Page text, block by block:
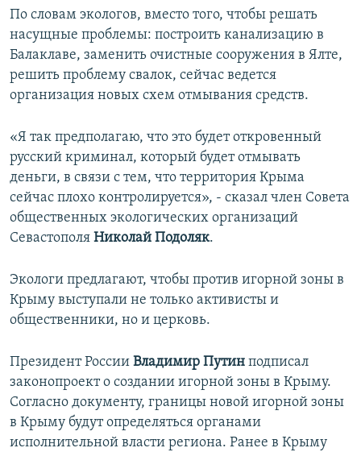
По словам экологов, вместо того, чтобы решать
насущные проблемы: построить канализацию в
Балаклаве, заменить очистные сооружения в Ялте,
решить проблему свалок, сейчас ведется
организация новых схем отмывания средств.
«Я так предполагаю, что это будет откровенный
русский криминал, который будет отмывать
деньги, в связи с тем, что территория Крыма
сейчас плохо контролируется», - сказал член Совета
общественных экологических организаций
Севастополя Николай Подоляк.
Экологи предлагают, чтобы против игорной зоны в
Крыму выступали не только активисты и
общественники, но и церковь.
Президент России Владимир Путин подписал
законопроект о создании игорной зоны в Крыму.
Согласно документу, границы новой игорной зоны
в Крыму будут определяться органами
исполнительной власти региона. Ранее в Крыму